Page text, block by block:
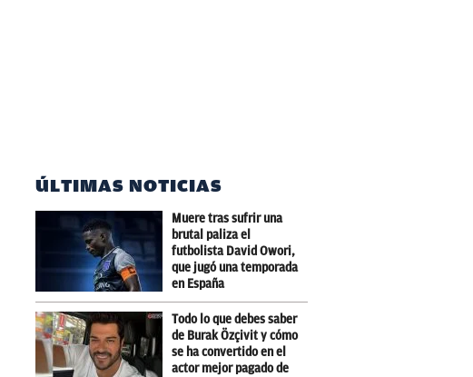
ÚLTIMAS NOTICIAS
Muere tras sufrir una
brutal paliza el
futbolista David Owori,
que jugó una temporada
en España
Todo lo que debes saber
de Burak Özçivit y cómo
se ha convertido en el
actor mejor pagado de